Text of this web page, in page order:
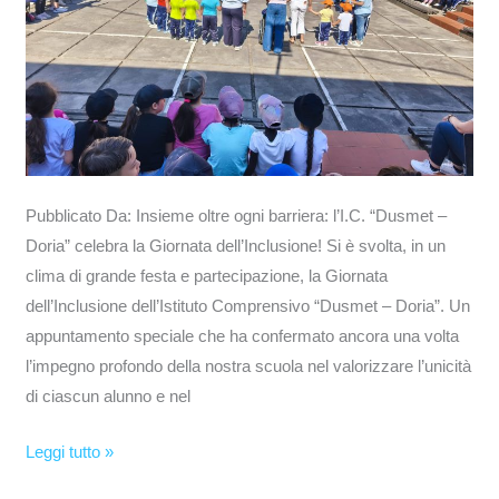
Pubblicato Da: Insieme oltre ogni barriera: l’I.C. “Dusmet –
Doria” celebra la Giornata dell’Inclusione! Si è svolta, in un
clima di grande festa e partecipazione, la Giornata
dell’Inclusione dell’Istituto Comprensivo “Dusmet – Doria”. Un
appuntamento speciale che ha confermato ancora una volta
l’impegno profondo della nostra scuola nel valorizzare l’unicità
di ciascun alunno e nel
Leggi tutto »